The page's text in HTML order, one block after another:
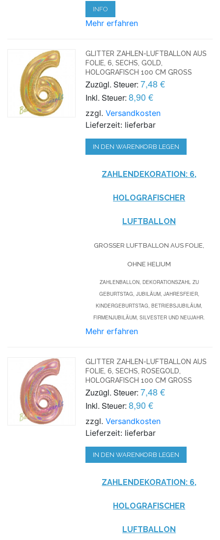
INFO
Mehr erfahren
GLITTER ZAHLEN-LUFTBALLON AUS
FOLIE, 6, SECHS, GOLD,
HOLOGRAFISCH 100 CM GROSS
Zuzügl. Steuer: 7,48 €
Inkl. Steuer: 8,90 €
zzgl.Versandkosten
Lieferzeit: lieferbar
IN DEN WARENKORB LEGEN
ZAHLENDEKORATION: 6,
HOLOGRAFISCHER
LUFTBALLON
GROSSER LUFTBALLON AUS FOLIE, O
HNE HELIUM
ZAHLENBALLON, DEKORATIONSZAHL ZU
GEBURTSTAG, JUBILÄUM, JAHRESFEIER,
KINDERGEBURTSTAG, BETRIEBSJUBILÄUM,
FIRMENJUBILÄUM, SILVESTER UND NEUJAHR.
Mehr erfahren
GLITTER ZAHLEN-LUFTBALLON AUS
FOLIE, 6, SECHS, ROSEGOLD,
HOLOGRAFISCH 100 CM GROSS
Zuzügl. Steuer: 7,48 €
Inkl. Steuer: 8,90 €
zzgl.Versandkosten
Lieferzeit: lieferbar
IN DEN WARENKORB LEGEN
ZAHLENDEKORATION: 6,
HOLOGRAFISCHER
LUFTBALLON